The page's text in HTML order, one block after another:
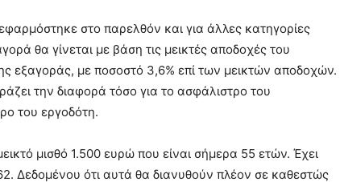
στο παρελθόν και για άλλες κατηγορίες
θα γίνεται με βάση τις μεικτές αποδοχές του
εξαγοράς, με ποσοστό 3,6% επί των μεικτών αποδοχών.
την διαφορά τόσο για το ασφάλιστρο του
του εργοδότη.
μισθό 1.500 ευρώ που είναι σήμερα 55 ετών. Έχει
Δεδομένου ότι αυτά θα διανυθούν πλέον σε καθεστώς